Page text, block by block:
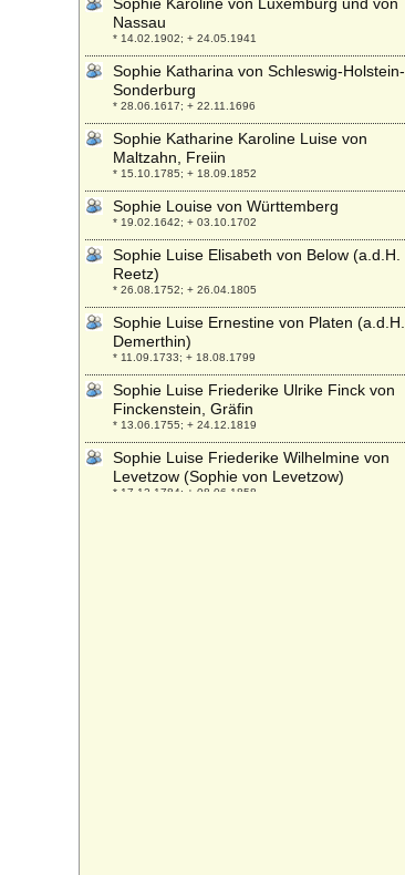
Nassau
* 14.02.1902; + 24.05.1941
Sophie Katharina von Schleswig-Holstein-
Sonderburg
* 28.06.1617; + 22.11.1696
Sophie Katharine Karoline Luise von
Maltzahn, Freiin
* 15.10.1785; + 18.09.1852
Sophie Louise von Württemberg
* 19.02.1642; + 03.10.1702
Sophie Luise Elisabeth von Below (a.d.H.
Reetz)
* 26.08.1752; + 26.04.1805
Sophie Luise Ernestine von Platen (a.d.H.
Demerthin)
* 11.09.1733; + 18.08.1799
Sophie Luise Friederike Ulrike Finck von
Finckenstein, Gräfin
* 13.06.1755; + 24.12.1819
Sophie Luise Friederike Wilhelmine von
Levetzow (Sophie von Levetzow)
* 17.12.1784; + 08.06.1858